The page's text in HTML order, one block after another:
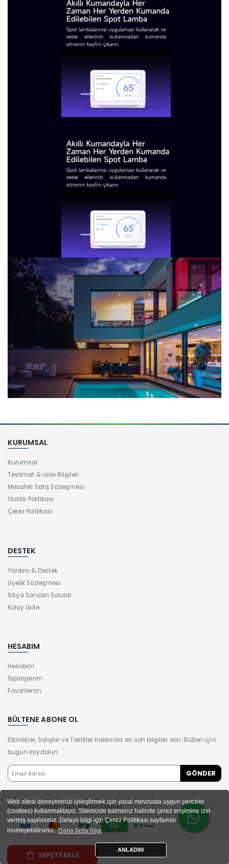
Web sitesi deneyiminizi iyileştirmek için yasal mevzuata uygun çerezler
(cookies) kullanmaktayız. Sitemizde kalmanız halinde çerez erişimine izin
vermiş sayılırsınız. Detaylı bilgi için Çerez Politikası sayfamızı
inceleyebilirsiniz.Daha fazla bilgi
ANLADIM
SEPETE EKLE
KURUMSAL
Kurumsal
Teslimat & İade Bilgileri
Mesafeli Satış Sözleşmesi
Gizlilik Politikası
Çerez Politikası
DESTEK
Yardım & Destek
Üyelik Sözleşmesi
Sıkça Sorulan Sorular
Kolay İade
HESABIM
Hesabım
Siparişlerim
Favorilerim
BÜLTENE ABONE OL
Etkinlikler, Satışlar ve Teklifler hakkında en son bilgileri alın. Bülten için
bugün kaydolun.
© yeelight.com.tr - Tüm Hakları Saklıdır.